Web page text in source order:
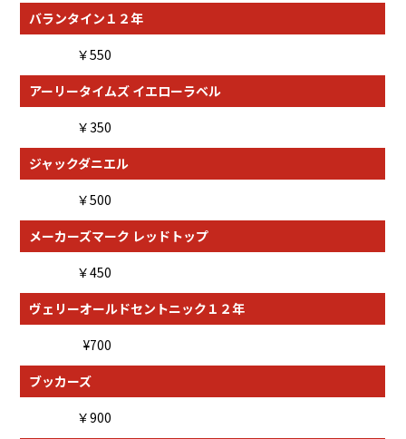
バランタイン１２年
￥550
アーリータイムズ イエローラベル
￥350
ジャックダニエル
￥500
メーカーズマーク レッドトップ
￥450
ヴェリーオールドセントニック１２年
¥700
ブッカーズ
￥900